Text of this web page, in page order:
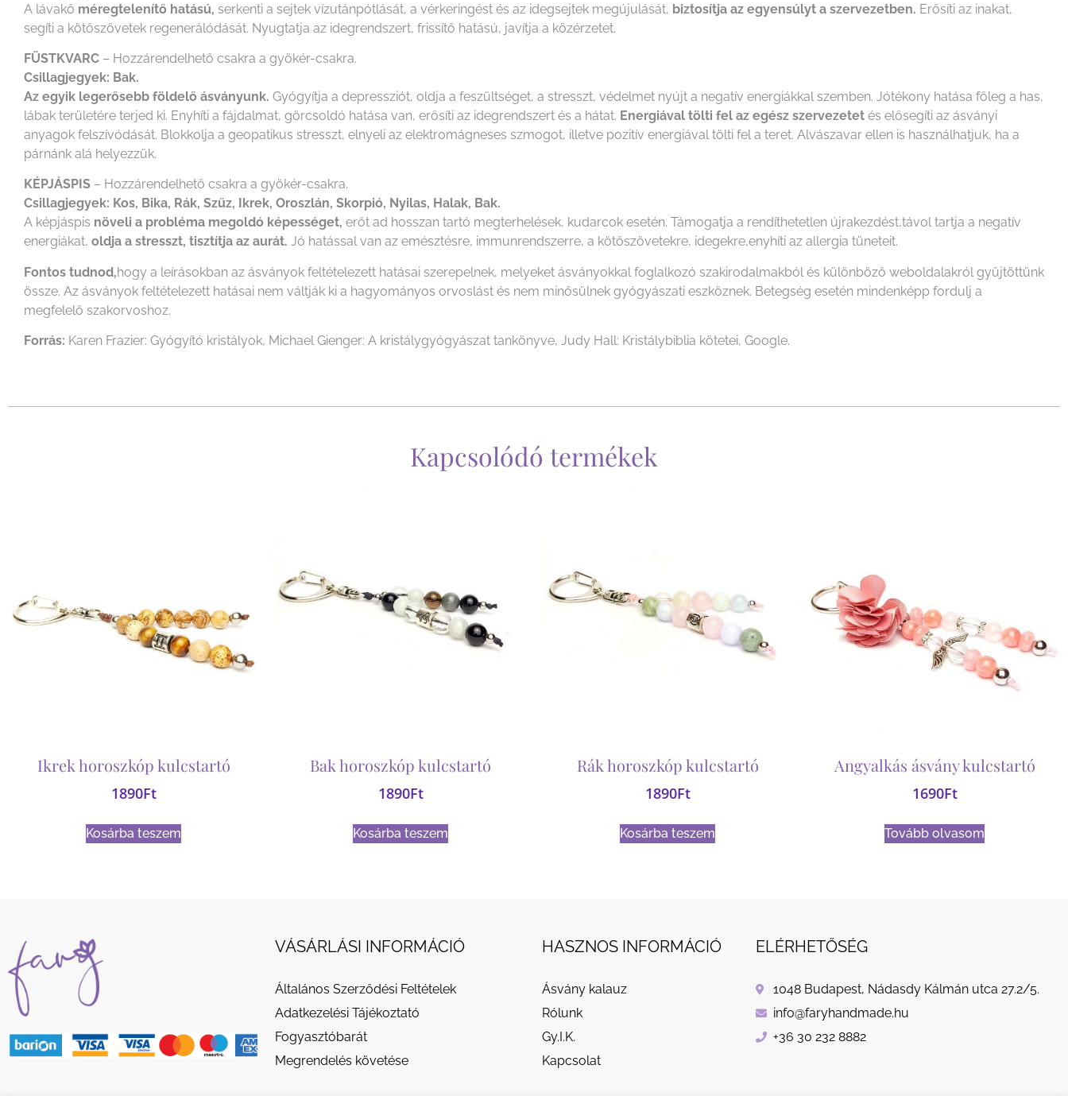
A lávakő méregtelenítő hatású, serkenti a sejtek vízutánpótlását, a vérkeringést és az idegsejtek megújulását, biztosítja az egyensúlyt a szervezetben. Erősíti az inakat,
segíti a kötőszövetek regenerálódását. Nyugtatja az idegrendszert, frissítő hatású, javítja a közérzetet.
FÜSTKVARC – Hozzárendelhető csakra a gyökér-csakra.
Csillagjegyek: Bak.
Az egyik legerősebb földelő ásványunk. Gyógyítja a depressziót, oldja a feszültséget, a stresszt, védelmet nyújt a negatív energiákkal szemben. Jótékony hatása főleg a has,
lábak területére terjed ki. Enyhíti a fájdalmat, görcsoldó hatása van, erősíti az idegrendszert és a hátat. Energiával tölti fel az egész szervezetet és elősegíti az ásványi
anyagok felszívódását. Blokkolja a geopatikus stresszt, elnyeli az elektromágneses szmogot, illetve pozitív energiával tölti fel a teret. Alvászavar ellen is használhatjuk, ha a
párnánk alá helyezzük.
KÉPJÁSPIS – Hozzárendelhető csakra a gyökér-csakra.
Csillagjegyek: Kos, Bika, Rák, Szűz, Ikrek, Oroszlán, Skorpió, Nyilas, Halak, Bak.
A képjáspis növeli a probléma megoldó képességet, erőt ad hosszan tartó megterhelések, kudarcok esetén. Támogatja a rendíthetetlen újrakezdést,távol tartja a negatív
energiákat, oldja a stresszt, tisztítja az aurát. Jó hatással van az emésztésre, immunrendszerre, a kötőszövetekre, idegekre,enyhíti az allergia tüneteit.
Fontos tudnod,hogy a leírásokban az ásványok feltételezett hatásai szerepelnek, melyeket ásványokkal foglalkozó szakirodalmakból és különböző weboldalakról gyűjtöttünk
össze. Az ásványok feltételezett hatásai nem váltják ki a hagyományos orvoslást és nem minősülnek gyógyászati eszköznek. Betegség esetén mindenképp fordulj a
megfelelő szakorvoshoz.
Forrás: Karen Frazier: Gyógyító kristályok, Michael Gienger: A kristálygyógyászat tankönyve, Judy Hall: Kristálybiblia kötetei, Google.
Kapcsolódó termékek
Ikrek horoszkóp kulcstartó
1890Ft
Kosárba teszem
Bak horoszkóp kulcstartó
1890Ft
Kosárba teszem
Rák horoszkóp kulcstartó
1890Ft
Kosárba teszem
Angyalkás ásvány kulcstartó
1690Ft
Tovább olvasom
VÁSÁRLÁSI INFORMÁCIÓ
Általános Szerződési Feltételek
Adatkezelési Tájékoztató
Fogyasztóbarát
Megrendelés követése
HASZNOS INFORMÁCIÓ
Ásvány kalauz
Rólunk
Gy.I.K.
Kapcsolat
ELÉRHETŐSÉG
1048 Budapest, Nádasdy Kálmán utca 27.2/5.
info@faryhandmade.hu
+36 30 232 8882